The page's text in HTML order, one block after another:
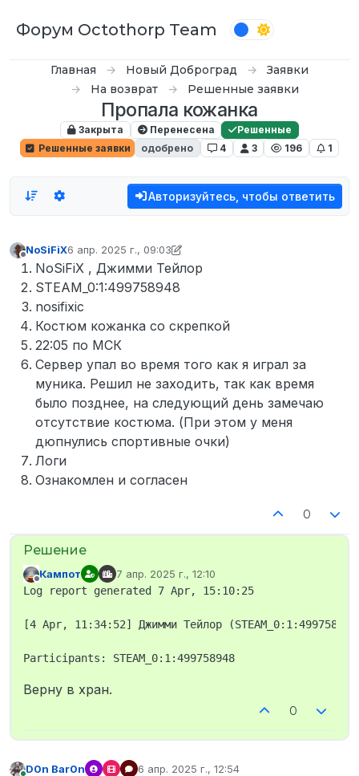
Форум Octothorp Team
Главная Новый Доброград
Заявки
На возврат
Решенные заявки
Пропала кожанка
Закрыта Перенесена
Решенные
Решенные заявки
одобрено 4 3 196 1
Авторизуйтесь, чтобы ответить
Не в сети
NoSiFiX6 апр. 2025 г., 09:03
отредактировано Кампот
NoSiFiX , Джимми Тейлор
STEAM_0:1:499758948
nosifixic
Костюм кожанка со скрепкой
22:05 по МСК
Сервер упал во время того как я играл за
муника. Решил не заходить, так как время
было позднее, на следующий день замечаю
отсутствие костюма. (При этом у меня
дюпнулись спортивные очки)
Логи
Ознакомлен и согласен
0
Не в сети
Кампот 7 апр. 2025 г., 12:10
отредактировано
Log report generated 7 Apr, 15:10:25
[4 Apr, 11:34:52] Джимми Тейлор
Верну в хран.
0
D0n Bar0n 6 апр. 2025 г., 12:54